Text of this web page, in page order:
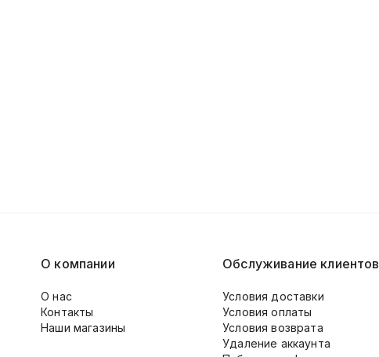
О компании
О нас
Контакты
Наши магазины
Обслуживание клиентов
Условия доставки
Условия оплаты
Условия возврата
Удаление аккаунта